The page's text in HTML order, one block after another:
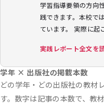
学習指導要領の方向
践できます。本校で
ています。 実際に
実践レポート全文を
学年 × 出版社の掲載本数
どの学年・どの出版社の教材
す。数字は記事の本数で、教